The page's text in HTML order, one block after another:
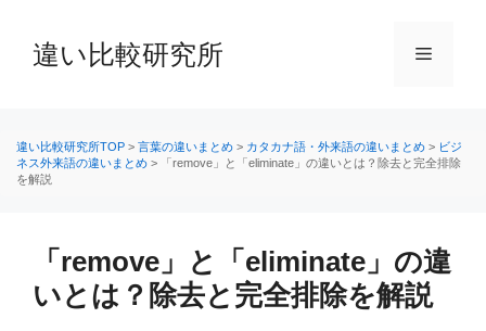
へ
違い比較研究所 メ
ー
違い比較研究所TOP > 言葉の違いまとめ > カタカナ語・外来語の違いまとめ > ビジ
ネス外来語の違いまとめ >
「remove」と「eliminate」の違いとは？除去と完全排除
を解説
「remove」と「eliminate」の違
いとは？除去と完全排除を解説